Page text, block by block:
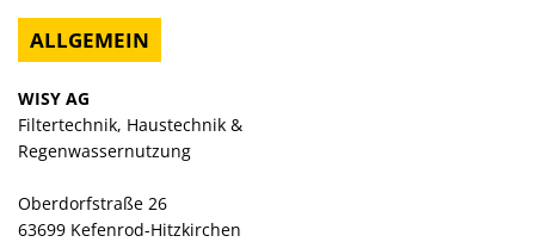
ALLGEMEIN
WISY AG
Filtertechnik, Haustechnik &
Regenwassernutzung
Oberdorfstraße 26
63699 Kefenrod-Hitzkirchen